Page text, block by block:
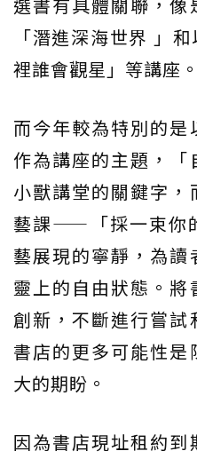
「潛進深海世界 」
裡誰會觀星」等講座。
而今年較為特別的
作為講座的主題，「
小獸講堂的關鍵字
藝課——「採一束你
藝展現的寧靜，為
靈上的自由狀態。
創新，不斷進行嘗
書店的更多可能性
大的期盼。
因為書店現址租約